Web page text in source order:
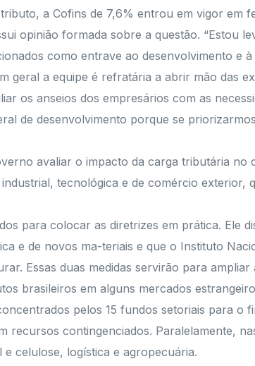
a Cofins de 7,6% entrou em vigor em
opinião formada sobre a questão. “Estou
como entrave ao desenvolvimento e
geral a equipe é refratária a abrir mão das
os anseios dos empresários com as
de desenvolvimento porque se
avaliar o impacto da carga tributária no
tecnológica e de comércio exterior,
para colocar as diretrizes em prática. Ele
e de novos ma-teriais e que o Instituto
Essas duas medidas servirão para
brasileiros em alguns mercados
pelos 15 fundos setoriais para o
recursos contingenciados. Paralelamente,
celulose, logística e agropecuária.